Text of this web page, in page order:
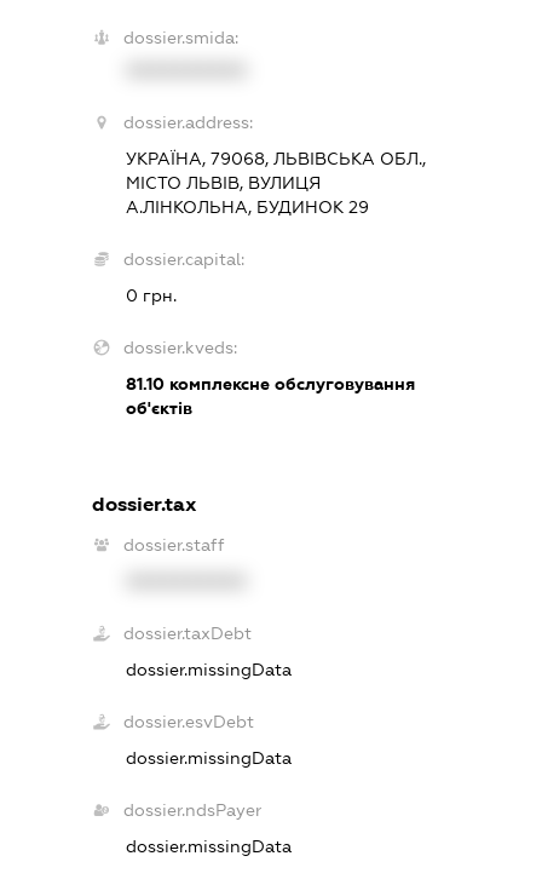
dossier.smida:
dossier.address:
УКРАЇНА, 79068, ЛЬВІВСЬКА ОБЛ.,
МІСТО ЛЬВІВ, ВУЛИЦЯ
А.ЛІНКОЛЬНА, БУДИНОК 29
dossier.capital:
0 грн.
dossier.kveds:
81.10 комплексне обслуговування
об'єктів
dossier.tax
dossier.staff
dossier.taxDebt
dossier.missingData
dossier.esvDebt
dossier.missingData
dossier.ndsPayer
dossier.missingData